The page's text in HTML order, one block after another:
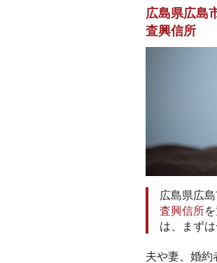
広島県広島
査興信所
広島県広
査興信所
は、まず
夫や妻、婚約